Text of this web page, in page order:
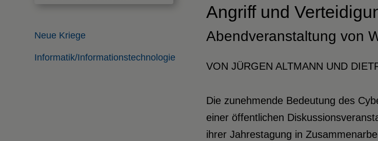
Informatik/Informationstechnologie
Neue Kriege
Angriff und
Abendveranstaltung von
VON JÜRGEN ALTMANN UND
Die zunehmende Bedeutung des
einer öffentlichen
ihrer Jahrestagung in